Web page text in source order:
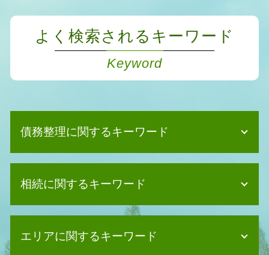
よく検索されるキーワード
Keyword
債務整理に関するキーワード
債務整理 流れ
個人再生 必要書類
債務整理 家族
債務整理 任意整理 条件
相続に関するキーワード
相続 不動産 名義変更
エリアに関するキーワード